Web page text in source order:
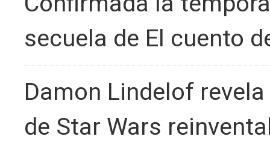
secuela de El cuento
Damon Lindelof
de Star Wars